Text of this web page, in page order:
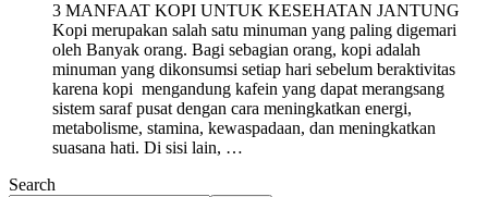
3 MANFAAT KOPI UNTUK KESEHATAN JANTUNG
Kopi merupakan salah satu minuman yang paling digemari
oleh Banyak orang. Bagi sebagian orang, kopi adalah
minuman yang dikonsumsi setiap hari sebelum beraktivitas
karena kopi mengandung kafein yang dapat merangsang
sistem saraf pusat dengan cara meningkatkan energi,
metabolisme, stamina, kewaspadaan, dan meningkatkan
suasana hati. Di sisi lain, …
Search